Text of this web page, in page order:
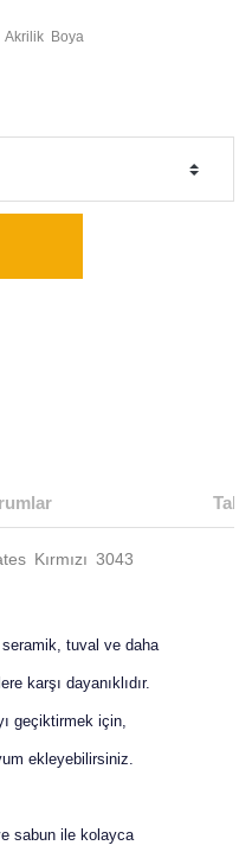
Akrilik Boya
Kırmızı 3043
tuval ve daha
karşı dayanıklıdır.
geçiktirmek için,
ekleyebilirsiniz.
sabun ile kolayca